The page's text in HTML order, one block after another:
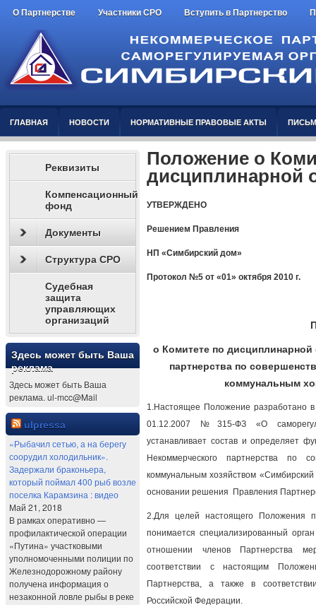
О Партнерстве Участники СРО Вступить в Партнерство
ГЛАВНАЯ НОВОСТИ НОРМАТИВНЫЕ ПРАВОВЫЕ АКТЫ
Реквизиты
Компенсационный
фонд
Документы
Структура СРО
Судебная
защита
управляющих
организаций
Здесь может быть Ваша
реклама
Здесь может быть Ваша
реклама. ul-mcc@Mail
ulpressa
«Рыбачил сетью, а на берегу
соорудил холодильник».
Задержали браконьера,
который поймал 400 рыб возле
поселка Карамзина : видео
Май 21, 2018
В рамках оперативно —
профилактической операции
«Путина» участковыми
уполномоченными полиции по
Железнодорожному району
получена информация о
незаконной ловле рыбы в реке
Положение о
дисциплинарной
УТВЕРЖДЕНО
Решением Правления
НП «Симбирский дом»
Протокол №5 от «01» октября 2010 г.
о Комитете по
партнерства по
коммунальным
1.Настоящее Положение разработано в
01.12.2007 №315-ФЗ «О
устанавливает состав и определяет
Некоммерческого партнерства по
коммунальным хозяйством
основании решения Правления
2.Для целей настоящего Положения
понимается специализированный
отношении членов Партнерства
соответствии с настоящим
Партнерства, а также в
Российской Федерации.